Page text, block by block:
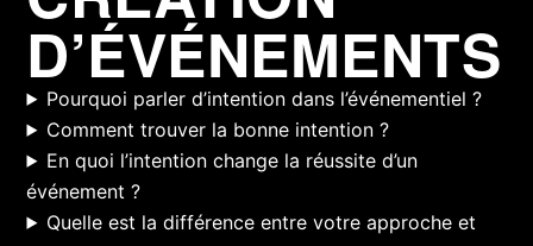
D’ÉVÉNEMENTS
Pourquoi parler d’intention dans l’événementiel ?
Comment trouver la bonne intention ?
En quoi l’intention change la réussite d’un
événement ?
Quelle est la différence entre votre approche et